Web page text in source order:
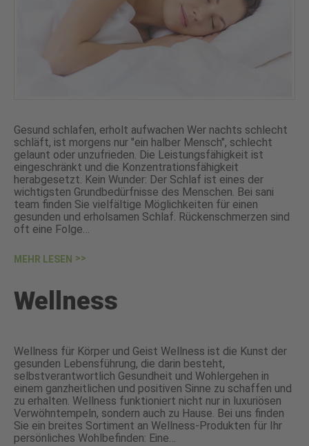
Gesund schlafen, erholt aufwachen Wer nachts schlecht
schläft, ist morgens nur "ein halber Mensch", schlecht
gelaunt oder unzufrieden. Die Leistungsfähigkeit ist
eingeschränkt und die Konzentrationsfähigkeit
herabgesetzt. Kein Wunder: Der Schlaf ist eines der
wichtigsten Grundbedürfnisse des Menschen. Bei sani
team finden Sie vielfältige Möglichkeiten für einen
gesunden und erholsamen Schlaf. Rückenschmerzen sind
oft eine Folge…
MEHR LESEN
Wellness
Wellness für Körper und Geist Wellness ist die Kunst der
gesunden Lebensführung, die darin besteht,
selbstverantwortlich Gesundheit und Wohlergehen in
einem ganzheitlichen und positiven Sinne zu schaffen und
zu erhalten. Wellness funktioniert nicht nur in luxuriösen
Verwöhntempeln, sondern auch zu Hause. Bei uns finden
Sie ein breites Sortiment an Wellness-Produkten für Ihr
persönliches Wohlbefinden: Eine…